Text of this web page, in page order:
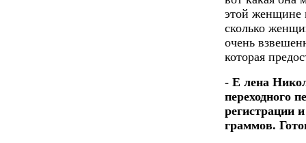
этой женщине
сколько
очень
которая
- Е лена
переходного
регистрации
граммов.